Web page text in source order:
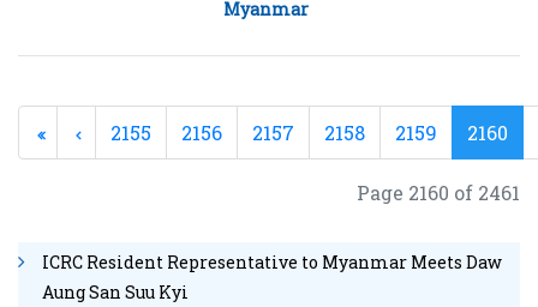
ဆွေးနွေး
Category:
Myanmar
2155 2156 2157 2158 2159 2160
Page 2160 of 2461
ICRC Resident Representative to Myanmar Meets Daw
Aung San Suu Kyi